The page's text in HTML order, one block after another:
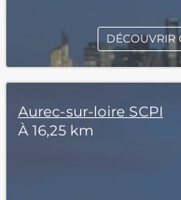
DÉCOUVRIR
Aurec-sur-loire SCPI
À 16,25 km